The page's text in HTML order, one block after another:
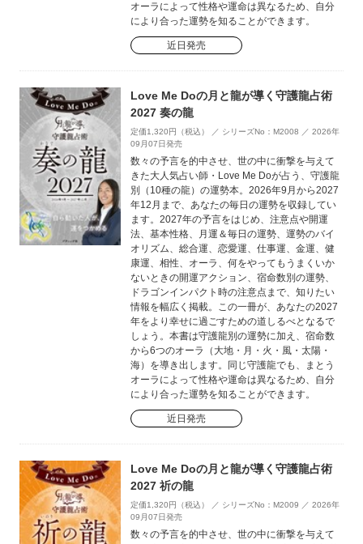
オーラによって性格や運命は異なるため、自分
により合った運勢を知ることができます。
近日発売
Love Me Doの月と龍が導く守護龍占術
2027 奏の龍
定価1,320円（税込） ／ シリーズNo：M2008 ／ 2026年
09月07日発売
数々の予言を的中させ、世の中に衝撃を与えて
きた大人気占い師・Love Me Doが占う、守護龍
別（10種の龍）の運勢本。2026年9月から2027
年12月まで、あなたの毎日の運勢を収録してい
ます。2027年の予言をはじめ、注意点や開運
法、基本性格、月運＆毎日の運勢、運勢のバイ
オリズム、総合運、恋愛運、仕事運、金運、健
康運、相性、オーラ、何をやってもうまくいか
ないときの開運アクション、宿命数別の運勢、
ドラゴンインパクト時の注意点まで、知りたい
情報を幅広く掲載。この一冊が、あなたの2027
年をより幸せに過ごすための道しるべとなるで
しょう。本書は守護龍別の運勢に加え、宿命数
から6つのオーラ（大地・月・火・風・太陽・
海）を導き出します。同じ守護龍でも、まとう
オーラによって性格や運命は異なるため、自分
により合った運勢を知ることができます。
近日発売
Love Me Doの月と龍が導く守護龍占術
2027 祈の龍
定価1,320円（税込） ／ シリーズNo：M2009 ／ 2026年
09月07日発売
数々の予言を的中させ、世の中に衝撃を与えて